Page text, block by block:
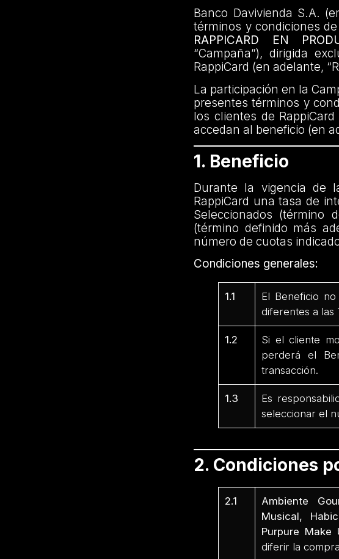
Banco Davivienda S.A.
términos y condiciones
RAPPICARD EN
“Campaña”), dirigida
RappiCard (en adelante,
La participación en la
presentes términos y
los clientes de
accedan al beneficio (en
1. Beneficio
Durante la vigencia de
RappiCard una tasa de
Seleccionados (término
(término definido más
número de cuotas
Condiciones generales:
1.1
El Beneficio
diferentes a las
1.2
Si el cliente
perderá el
transacción.
1.3
Es
seleccionar el
2. Condiciones
2.1
Ambiente
Musical,
Purpure Make
diferir la